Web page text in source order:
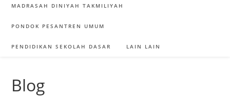
MADRASAH DINIYAH TAKMILIYAH
PONDOK PESANTREN UMUM
PENDIDIKAN SEKOLAH DASAR LAIN LAIN
Blog